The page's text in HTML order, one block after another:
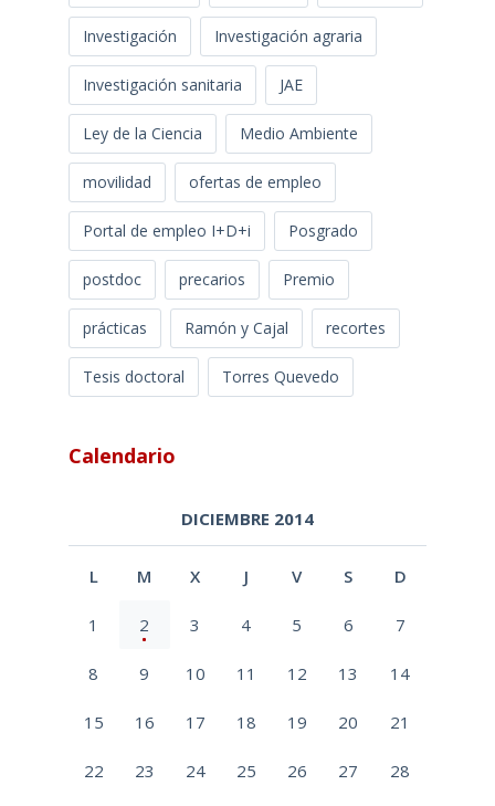
Investigación Investigación agraria
Investigación sanitaria JAE
Ley de la Ciencia Medio Ambiente
movilidad ofertas de empleo
Portal de empleo I+D+i Posgrado
postdoc precarios Premio
prácticas Ramón y Cajal recortes
Tesis doctoral Torres Quevedo
Calendario
DICIEMBRE 2014
L M X J V S D
1 2 3 4 5 6 7
8 9 10 11 12 13 14
15 16 17 18 19 20 21
22 23 24 25 26 27 28